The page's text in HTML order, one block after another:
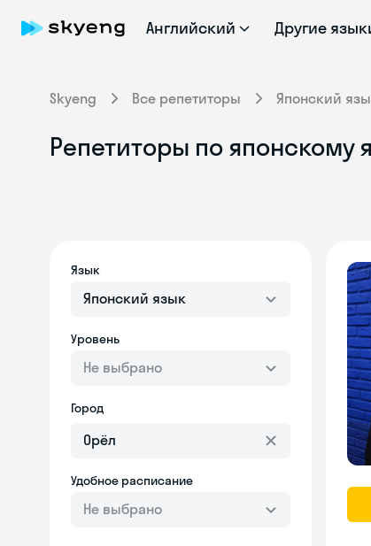
Английский Другие
Skyeng Все репетиторы Японский
Репетиторы по японскому
Язык
Японский язык
Уровень
Не выбрано
Город
Удобное расписание
Не выбрано